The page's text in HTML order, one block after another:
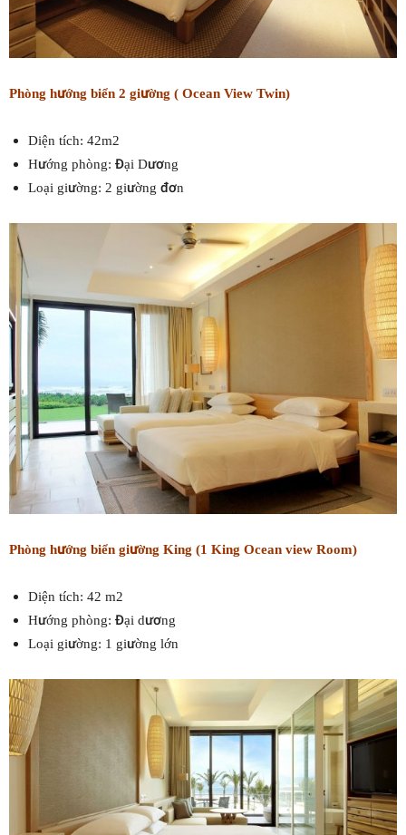
Phòng hướng biển 2 giường ( Ocean View Twin)
Diện tích: 42m2
Hướng phòng: Đại Dương
Loại giường: 2 giường đơn
Phòng hướng biển giường King (1 King Ocean view Room)
Diện tích: 42 m2
Hướng phòng: Đại dương
Loại giường: 1 giường lớn